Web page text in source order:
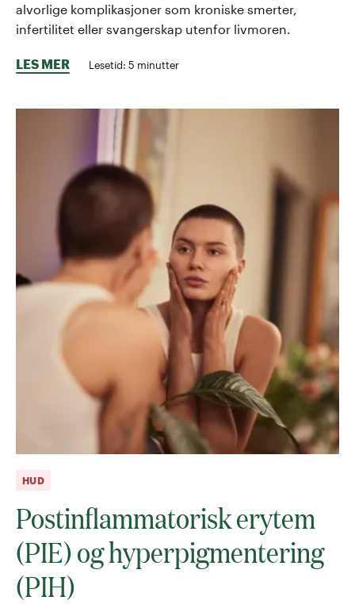
alvorlige komplikasjoner som kroniske smerter,
infertilitet eller svangerskap utenfor livmoren.
LES MER Lesetid: 5 minutter
HUD
Postinflammatorisk erytem
(PIE) og hyperpigmentering
(PIH)